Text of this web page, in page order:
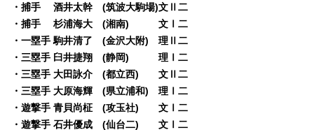
・捕手 酒井太幹 (筑波大駒場)文Ⅱ二
・捕手 杉浦海大 (湘南) 文Ⅰ二
・一塁手 駒井清了 (金沢大附) 理Ⅱ二
・三塁手 臼井捷翔 (静岡) 理Ⅰ二
・三塁手 大田詠介 (都立西) 文Ⅱ二
・三塁手 大原海輝 (県立浦和) 理Ⅰ二
・遊撃手 青貝尚柾 (攻玉社) 文Ⅰ二
・遊撃手 石井優成 (仙台二) 文Ⅰ二